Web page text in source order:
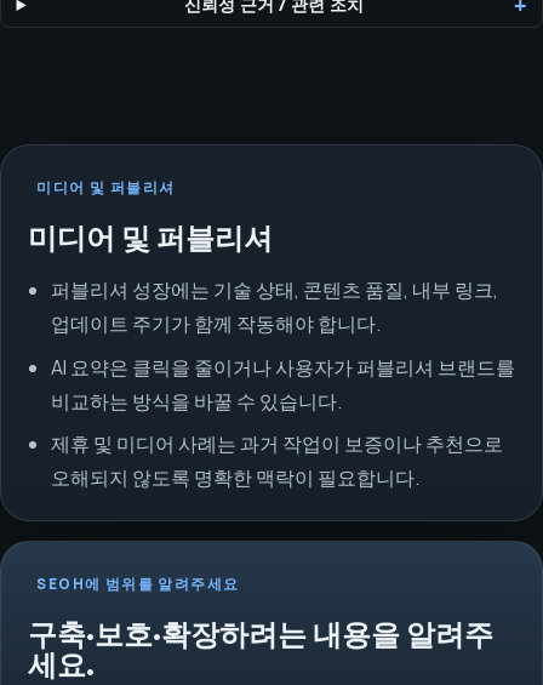
신뢰성 근거 / 관련 조치
미디어 및 퍼블리셔
미디어 및 퍼블리셔
퍼블리셔 성장에는 기술 상태, 콘텐츠 품질, 내부 링크,
업데이트 주기가 함께 작동해야 합니다.
AI 요약은 클릭을 줄이거나 사용자가 퍼블리셔 브랜드를
비교하는 방식을 바꿀 수 있습니다.
제휴 및 미디어 사례는 과거 작업이 보증이나 추천으로
오해되지 않도록 명확한 맥락이 필요합니다.
SEOH에 범위를 알려주세요
구축·보호·확장하려는 내용을 알려주
세요.